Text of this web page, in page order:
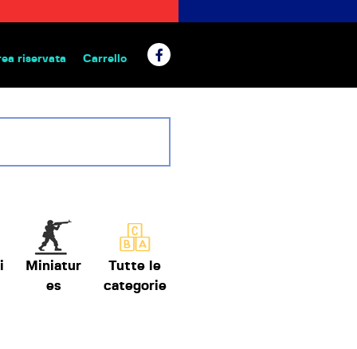
riservata Carrello
Miniatur
es
Tutte le
categorie
da tavolo